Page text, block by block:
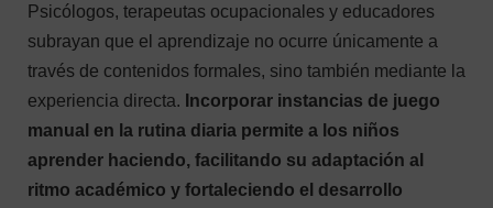
Psicólogos, terapeutas ocupacionales y educadores
subrayan que el aprendizaje no ocurre únicamente a
través de contenidos formales, sino también mediante la
experiencia directa. Incorporar instancias de juego
manual en la rutina diaria permite a los niños
aprender haciendo, facilitando su adaptación al
ritmo académico y fortaleciendo el desarrollo